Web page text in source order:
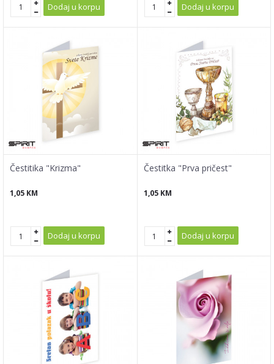
Dodaj u korpu Dodaj u korpu
Čestitika "Krizma"
1,05 KM
Dodaj u korpu
Čestitka "Prva pričest"
1,05 KM
Dodaj u korpu